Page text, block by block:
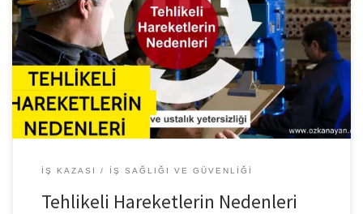
Umursamazlık. Bilgi ve Ustalık Yetersizliği Çalışma Alanının Fiziki
Yetersizliği; Uygunsuz mekanik şartlar ve fiziki çevre olarak
sıralanmaktadır. İnsan önce güvensiz koşullar oluşturmakta sonra
da bu koşullar nedeniyle kaza yapmakta veya meslek hastalığına
yakalanmaktadır. Kaza kusur oranlarını belirlerken […]
İŞ KAZASI İŞ SAĞLIĞI VE GÜVENLIĞI
Tehlikeli Hareketlerin Nedenleri